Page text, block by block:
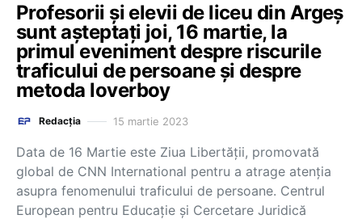
Profesorii și elevii de liceu din Argeș
sunt așteptați joi, 16 martie, la
primul eveniment despre riscurile
traficului de persoane și despre
metoda loverboy
Redacția 15 martie 2023
Data de 16 Martie este Ziua Libertății, promovată
global de CNN International pentru a atrage atenția
asupra fenomenului traficului de persoane. Centrul
European pentru Educație și Cercetare Juridică